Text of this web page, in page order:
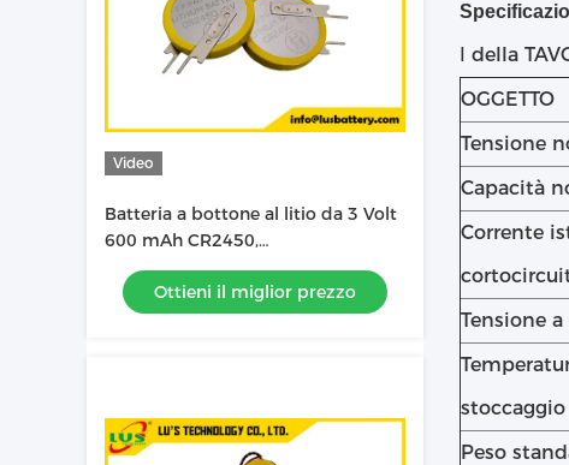
Video
Batteria a bottone al litio da 3 Volt
600 mAh CR2450,
personalizzazione batteria al litio
con pinOttieni il miglior prezzo
Ⅰ della
OGGETTO
Tensione
Capacità
Corrente
Tensione
stoccaggio
Peso